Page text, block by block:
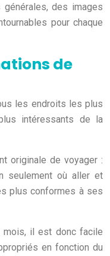
des images
pour chaque
de
les endroits les plus
intéressants de la
originale de voyager :
seulement où aller et
plus conformes à ses
mois, il est donc facile
en fonction du